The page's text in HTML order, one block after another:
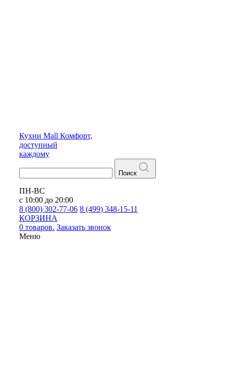
Кухни Mall Комфорт,
доступный
каждому
Поиск
ПН-ВС
с 10:00 до 20:00
8 (800) 302-77-06 8 (499) 348-15-11
КОРЗИНА
0 товаров. Заказать звонок
Меню